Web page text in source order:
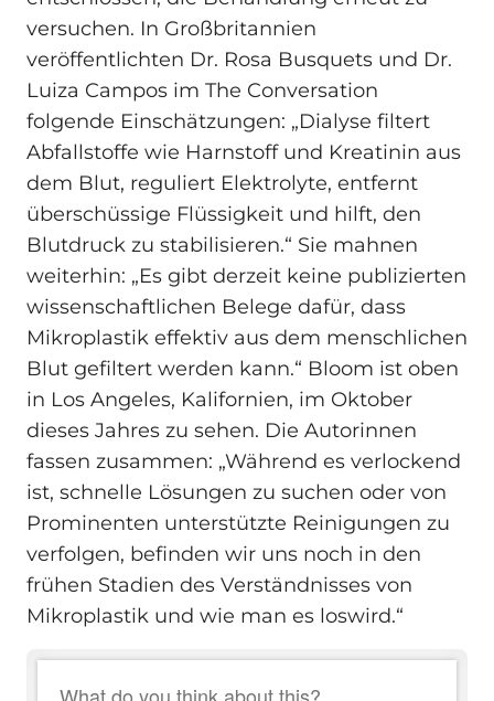
versuchen. In Großbritannien
veröffentlichten Dr. Rosa Busquets und Dr.
Luiza Campos im The Conversation
folgende Einschätzungen: „Dialyse filtert
Abfallstoffe wie Harnstoff und Kreatinin aus
dem Blut, reguliert Elektrolyte, entfernt
überschüssige Flüssigkeit und hilft, den
Blutdruck zu stabilisieren.“ Sie mahnen
weiterhin: „Es gibt derzeit keine publizierten
wissenschaftlichen Belege dafür, dass
Mikroplastik effektiv aus dem menschlichen
Blut gefiltert werden kann.“ Bloom ist oben
in Los Angeles, Kalifornien, im Oktober
dieses Jahres zu sehen. Die Autorinnen
fassen zusammen: „Während es verlockend
ist, schnelle Lösungen zu suchen oder von
Prominenten unterstützte Reinigungen zu
verfolgen, befinden wir uns noch in den
frühen Stadien des Verständnisses von
Mikroplastik und wie man es loswird.“